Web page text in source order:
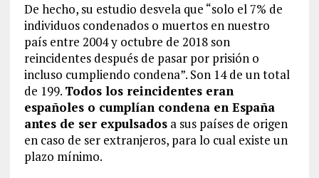
De hecho, su estudio desvela que “solo el 7% de
individuos condenados o muertos en nuestro
país entre 2004 y octubre de 2018 son
reincidentes después de pasar por prisión o
incluso cumpliendo condena”. Son 14 de un total
de 199. Todos los reincidentes eran
españoles o cumplían condena en España
antes de ser expulsadosa sus países de origen
en caso de ser extranjeros, para lo cual existe un
plazo mínimo.